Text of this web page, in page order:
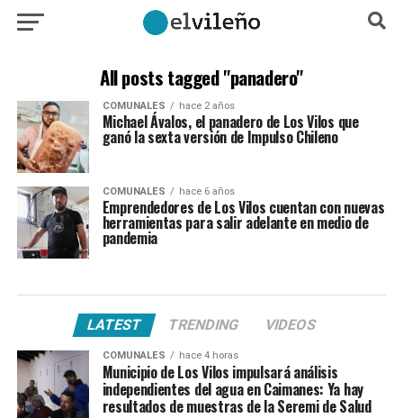
All posts tagged "panadero"
COMUNALES hace 2 años
Michael Ávalos, el panadero de Los Vilos que
ganó la sexta versión de Impulso Chileno
COMUNALES hace 6 años
Emprendedores de Los Vilos cuentan con nuevas
herramientas para salir adelante en medio de
pandemia
LATEST TRENDING VIDEOS
COMUNALES hace 4 horas
Municipio de Los Vilos impulsará análisis
independientes del agua en Caimanes: Ya hay
resultados de muestras de la Seremi de Salud